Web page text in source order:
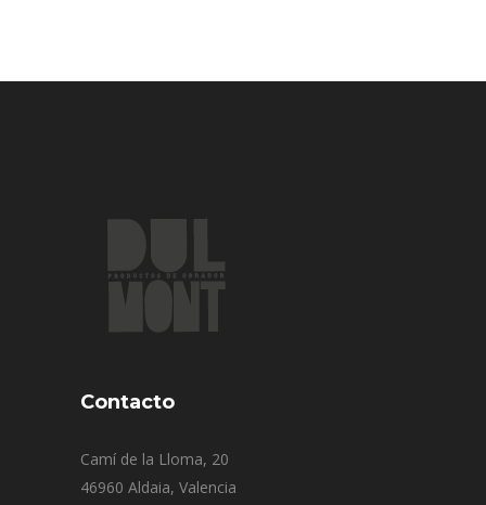
Contacto
Camí de la Lloma, 20
46960 Aldaia, Valencia